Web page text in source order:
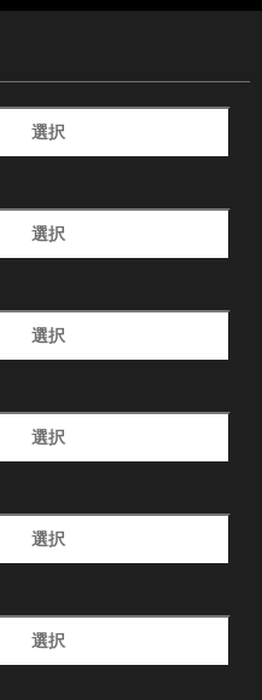
選択
選択
選択
選択
選択
選択